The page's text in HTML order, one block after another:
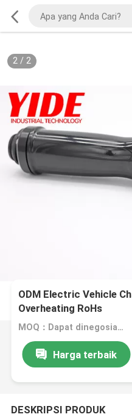
2/ 2
ODM Electric Vehicle
Overheating RoHs
MOQ：Dapat dinegosiasikan
Harga terbaik
DESKRIPSI PRODUK